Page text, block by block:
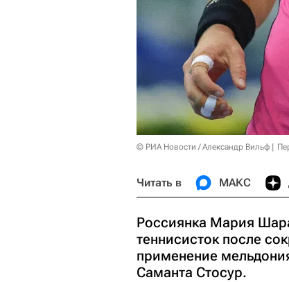
© РИА Новости / Александр Вильф
Читать в МАКС
Россиянка Мария
теннисисток после
применение
Саманта Стосур.